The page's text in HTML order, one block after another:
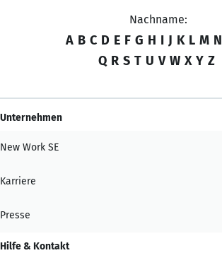
Nachname:
A B C D E F G H I J K L M N
Q R S T U V W X Y Z
Unternehmen
New Work SE
Karriere
Presse
Hilfe & Kontakt